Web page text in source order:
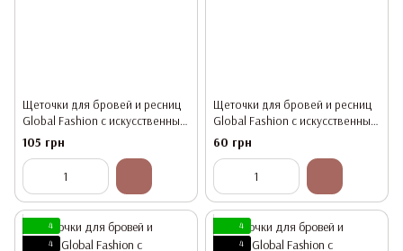
Щеточки для бровей и ресниц
Global Fashion с искусственным
ворсом в колбе, 100 шт, Черные
105 грн
Щеточки для бровей и ресниц
Global Fashion с искусственным
ворсом в колбе, 50 шт,
Салатовые
60 грн
4
4
4
4